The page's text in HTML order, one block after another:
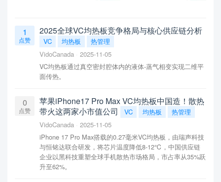
1
点赞
2025全球VC均热板竞争格局与核心供应链分析
VC 均热板
热管理
VidoCanada
2025-11-05
VC均热板通过真空密封腔体内的液体-蒸气相变实现二维平
面传热。
0
点赞
苹果iPhone17 Pro Max VC均热板中国造！散热
带火这两家小市值公司
VC 均热板
热管理
VidoCanada
2025-11-05
iPhone 17 Pro Max搭载的0.27毫米VC均热板，由瑞声科技
与恒铭达联合研发，将芯片温度降低8-12℃，中国供应链
企业以黑科技重塑全球手机散热市场格局，市占率从35%跃
升至62%。